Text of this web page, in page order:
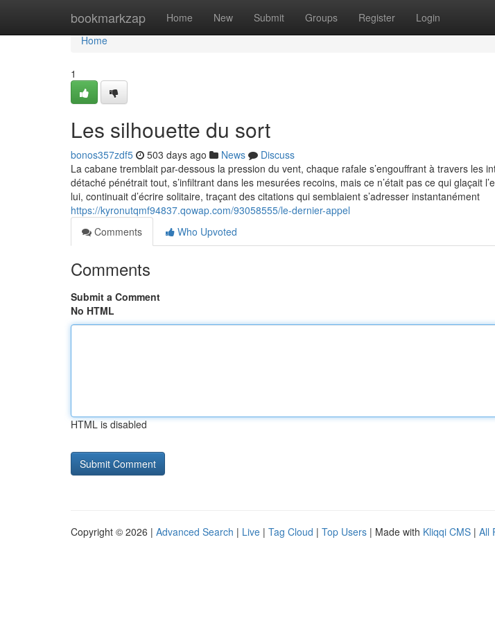
bookmarkzap Home New Submit Groups Register Login
Home
Home
1
Les silhouette du sort
bonos357zdf5 503 days ago News
Discuss
La cabane tremblait par-dessous la pression du vent, chaque rafale s’engouffrant à travers les
détaché pénétrait tout, s’infiltrant dans les mesurées recoins, mais ce n’était pas ce qui glaçait
lui, continuait d’écrire solitaire, traçant des citations qui semblaient s’adresser instantanément
https://kyronutqmf94837.qowap.com/93058555/le-dernier-appel
Comments
Who Upvoted
Comments
Submit a Comment
No HTML
HTML is disabled
Copyright © 2026 | Advanced Search | Live | Tag Cloud | Top Users | Made with Kliqqi CMS | All